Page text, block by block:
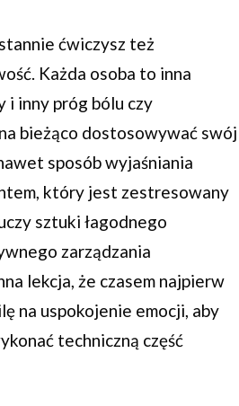
ćwiczysz też
Każda osoba to inna
i inny próg bólu czy
bieżąco dostosowywać swój
sposób wyjaśniania
który jest zestresowany
sztuki łagodnego
zarządzania
lekcja, że czasem najpierw
na uspokojenie emocji, aby
techniczną część